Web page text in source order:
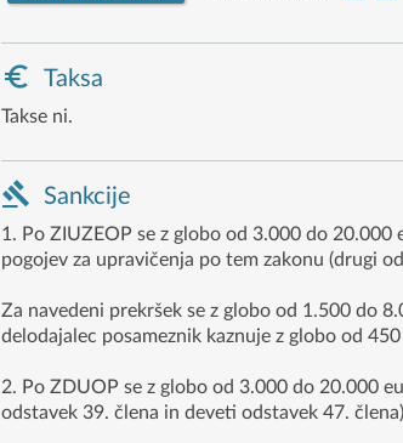
Taksa
Takse ni.
Sankcije
1. Po ZIUZEOP se z globo od 3.000 do
pogojev za upravičenja po tem zakonu (drugi
Za navedeni prekršek se z globo od 1.500 do
delodajalec posameznik kaznuje z globo od
2. Po ZDUOP se z globo od 3.000 do 20.000
odstavek 39. člena in deveti odstavek 47.